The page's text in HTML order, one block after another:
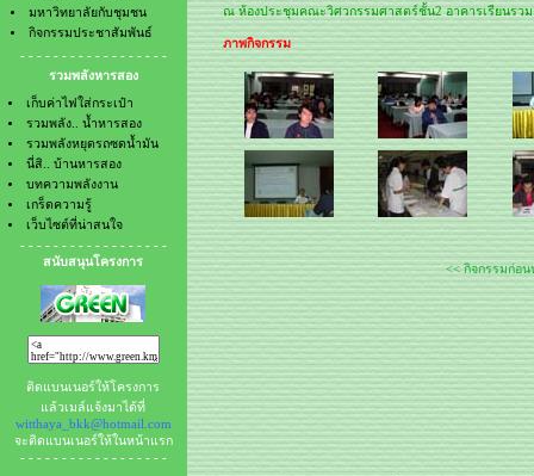
มหาวิทยาลัยกับชุมชน
กิจกรรมประชาสัมพันธ์
- - - - - - - - - - - - - - - - - -
รวมพลังหารสอง
เก็บค่าไฟใส่กระเป๋า
รวมพลัง.. น้ำหารสอง
รวมพลังหยุดรถซดน้ำมัน
นี่สิ.. บ้านหารสอง
บทความพลังงาน
เกร็ดความรู้
เว็บไซต์ที่น่าสนใจ
- - - - - - - - - - - - - - - - - -
สนับสนุนโครงการ
ติดแบนเนอร์ให้โครงการ
แล้วเมล์แจ้งมาได้ที่
witthaya_bkk@hotmail.com
จะติดแบนเนอร์ให้ในหน้าแรก
- - - - - - - - - - - - - - - - - -
ณ ห้องประชุมคณะวิศวกรรมศาสตร์ชั้น2 อาคารเรียนรว
ภาพกิจกรรม
<< กิจกรรมก่อน